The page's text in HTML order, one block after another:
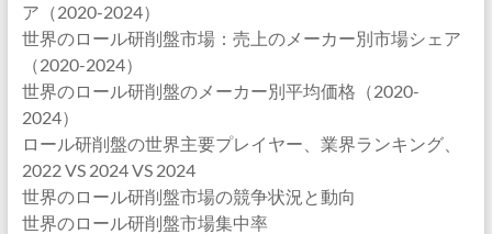
ア（2020-2024）
世界のロール研削盤市場：売上のメーカー別市場シェア
（2020-2024）
世界のロール研削盤のメーカー別平均価格（2020-
2024）
ロール研削盤の世界主要プレイヤー、業界ランキング、
2022 VS 2024 VS 2024
世界のロール研削盤市場の競争状況と動向
世界のロール研削盤市場集中率